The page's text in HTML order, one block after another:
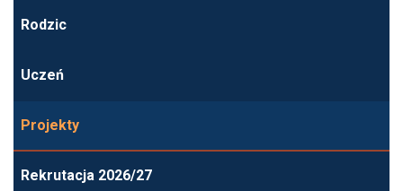
Rodzic
Uczeń
Projekty
Rekrutacja 2026/27